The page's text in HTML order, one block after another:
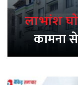
लाभांश
कामना